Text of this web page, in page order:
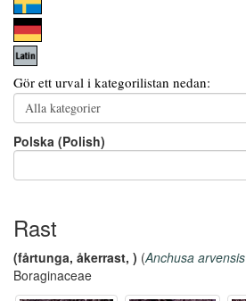
Gör ett urval i kategorilistan nedan:
Polska (Polish)
Rast
(fårtunga, åkerrast, ) (Anchusa arvensis
Boraginaceae